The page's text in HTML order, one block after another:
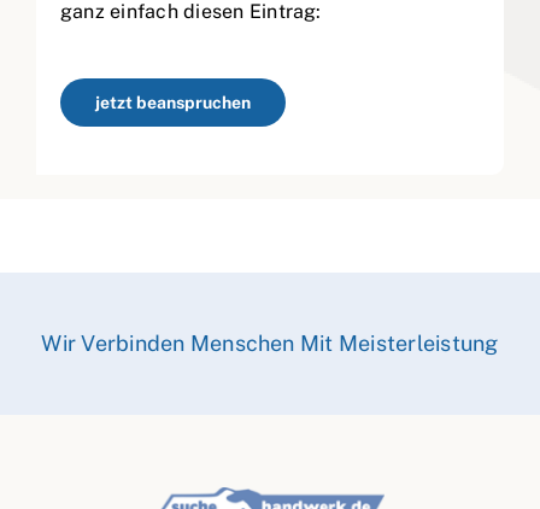
ganz einfach diesen Eintrag:
jetzt beanspruchen
Wir Verbinden Menschen Mit Meisterleistung